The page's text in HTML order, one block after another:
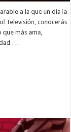
a la que un día la
Televisión, conocerás
que más ama,
…